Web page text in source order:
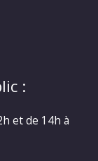
:
et de 14h à